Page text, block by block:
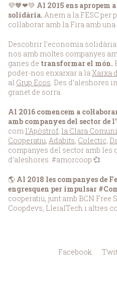
💜🧡❤💚 Al 2015 ens apropem
solidària. Anem a la FESC
col·laborar amb la Fira amb
Descobrir l’economia
nos amb moltes companyes
ganes de transformar el món.
poder-nos enxarxar a laXarxa
al Grup Ecos. Des d’aleshores
granet de sorra.
Al 2016 comencem a
amb companyes del sector de
com l’Apòstrof, la Clara
Cooperatiu, Adabits, Colectic,
companyes del sector amb les
d’aleshores. #amorcoop 💞
🌎 Al 2018 les companyes de
engresquen per impulsar
cooperatiu, junt amb BCN Free
Coopdevs, LleialTech i altres
Facebook